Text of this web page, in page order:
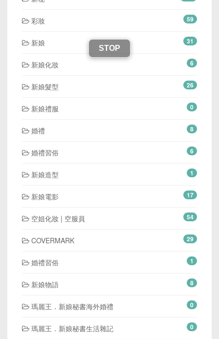
彩妝 59
新娘 31
新娘化妝 6
新娘髮型 26
新娘禮服 0
婚禮 8
婚禮習俗 6
新娘造型 1
新娘電影 17
空姐化妝 | 空服員 54
COVERMARK 29
婚禮習俗 1
新娘物語 8
瑪麗王．新娘秘書海外婚禮 0
瑪麗王．新娘秘書生活雜記 0
STOP